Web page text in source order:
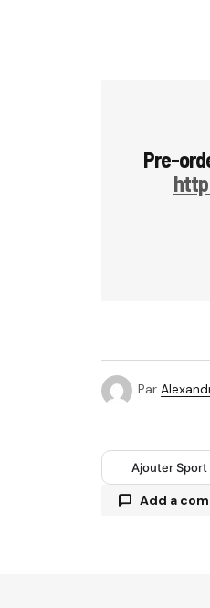
Pre-
Par
Ajouter Sport
Add a